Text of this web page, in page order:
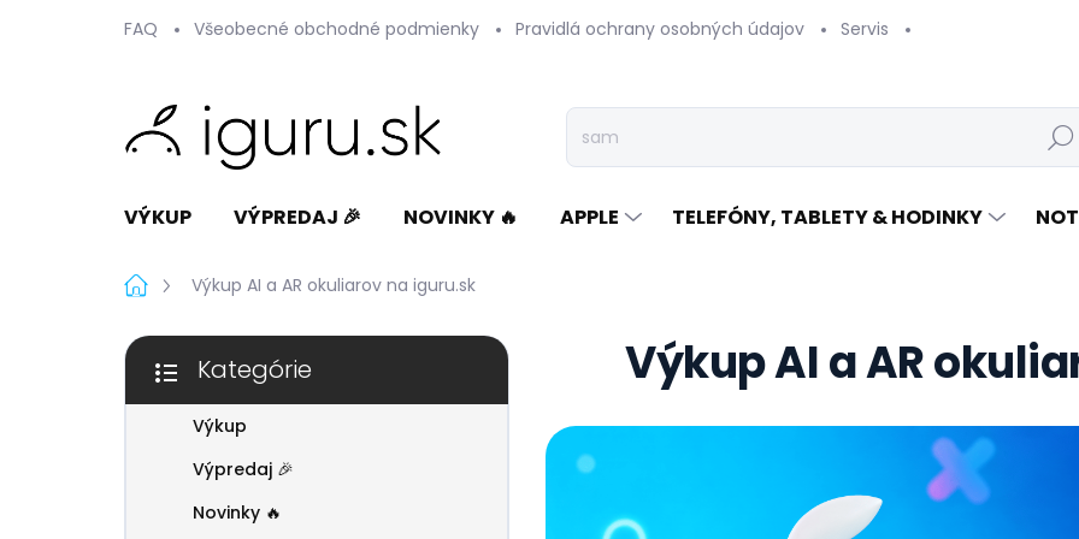
FAQ Všeobecné obchodné podmienky Pravidlá ochrany osobných údajov Servis
Hľadať
VÝKUP VÝPREDAJ 🎉 NOVINKY 🔥 APPLE TELEFÓNY, TABLETY & HODINKY
DomovVýkup AI a AR okuliarov na iguru.sk
B
Preskočiť
kategórie
Kategórie
Výkup
Výpredaj 🎉
Novinky 🔥
Výkup AI a AR